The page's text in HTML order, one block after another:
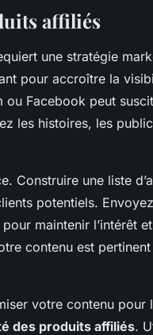
affiliés
une stratégie
pour accroître la
Facebook peut
les histoires, les
Construire une liste
potentiels.
pour maintenir l’intérêt
contenu est
votre contenu pour
des produits affiliés.